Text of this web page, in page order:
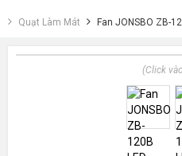
Quạt Làm Mát Fan JONSBO ZB-
(Click